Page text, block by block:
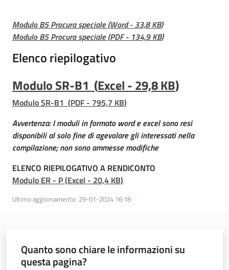
n
t
i
r
o
t
z
i
o
n
e
i
Modulo B5 Procura speciale(Word- 33,8 KB)
Modulo B5 Procura speciale(PDF- 134,9 KB)
Elenco riepilogativo
Modulo SR-B1 (Excel-29,8 KB)
Modulo SR-B1 (PDF - 795,7 KB)
Avvertenza: I moduli in formato word e excel sono resi
disponibili al solo fine di agevolare gli interessati nella
compilazione; non sono ammesse modifiche
ELENCO RIEPILOGATIVO A RENDICONTO
Modulo ER - P(Excel - 20,4 KB)
Ultimo aggiornamento: 29-01-2024 16:18
Quanto sono chiare le informazioni su
questa pagina?